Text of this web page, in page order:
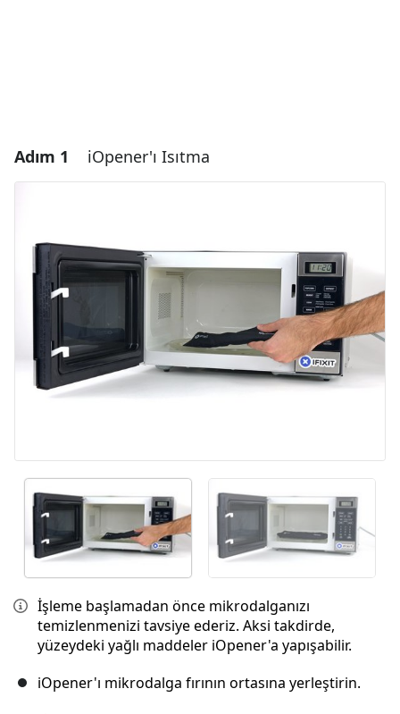
Adım 1 iOpener'ı Isıtma
İşleme başlamadan önce mikrodalganızı
temizlenmenizi tavsiye ederiz. Aksi takdirde,
yüzeydeki yağlı maddeler iOpener'a yapışabilir.
iOpener'ı mikrodalga fırının ortasına yerleştirin.